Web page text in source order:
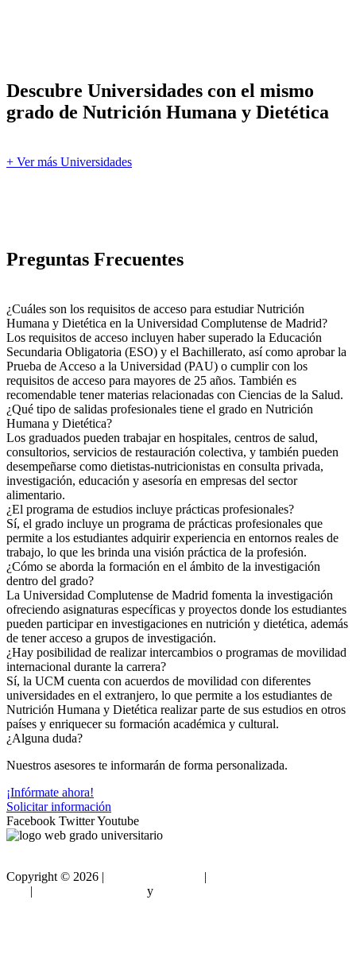
Descubre Universidades con el mismo
grado de Nutrición Humana y Dietética
+ Ver más Universidades
Preguntas Frecuentes
¿Cuáles son los requisitos de acceso para estudiar Nutrición
Humana y Dietética en la Universidad Complutense de Madrid?
Los requisitos de acceso incluyen haber superado la Educación
Secundaria Obligatoria (ESO) y el Bachillerato, así como aprobar la
Prueba de Acceso a la Universidad (PAU) o cumplir con los
requisitos de acceso para mayores de 25 años. También es
recomendable tener materias relacionadas con Ciencias de la Salud.
¿Qué tipo de salidas profesionales tiene el grado en Nutrición
Humana y Dietética?
Los graduados pueden trabajar en hospitales, centros de salud,
consultorios, servicios de restauración colectiva, y también pueden
desempeñarse como dietistas-nutricionistas en consulta privada,
investigación, educación y asesoría en empresas del sector
alimentario.
¿El programa de estudios incluye prácticas profesionales?
Sí, el grado incluye un programa de prácticas profesionales que
permite a los estudiantes adquirir experiencia en entornos reales de
trabajo, lo que les brinda una visión práctica de la profesión.
¿Cómo se aborda la formación en el ámbito de la investigación
dentro del grado?
La Universidad Complutense de Madrid fomenta la investigación
ofreciendo asignaturas específicas y proyectos donde los estudiantes
pueden participar en investigaciones en nutrición y dietética, además
de tener acceso a grupos de investigación.
¿Hay posibilidad de realizar intercambios o programas de movilidad
internacional durante la carrera?
Sí, la UCM cuenta con acuerdos de movilidad con diferentes
universidades en el extranjero, lo que permite a los estudiantes de
Nutrición Humana y Dietética realizar parte de sus estudios en otros
países y enriquecer su formación académica y cultural.
¿Alguna duda?
Nuestros asesores te informarán de forma personalizada.
¡Infórmate ahora!
Solicitar información
Facebook TwitterYoutube
Copyright © 2026 | |
| y